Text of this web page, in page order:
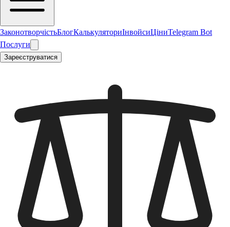
ЗаконотворчістьБлогКалькуляториІнвойсиЦіниTelegram Bot
Послуги
Зареєструватися